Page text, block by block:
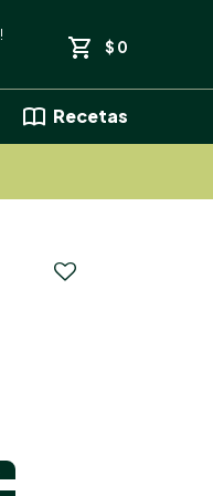
Recetas
$ 0